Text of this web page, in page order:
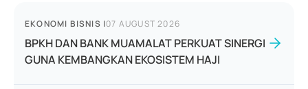
EKONOMI BISNIS |07 AUGUST 2026
BPKH DAN BANK MUAMALAT PERKUAT SINERGI
GUNA KEMBANGKAN EKOSISTEM HAJI